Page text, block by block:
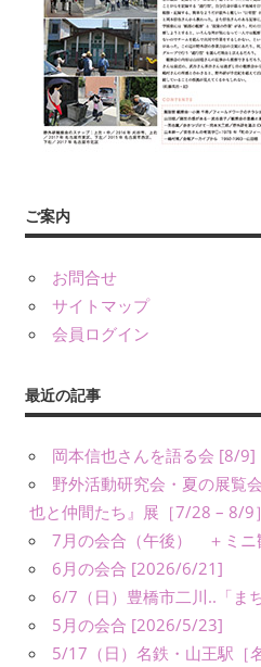
書
籍、
発
表・
展
ー
ク
ョ
ッ
プ・
演
（講
義）
に
よ
り、
公
表
し
ご案内
お問合せ
サイトマップ
会員ログイン
最近の記事
岡本信也さんを語る会 [8/9]
野外活動研究会・夏の展覧
也と仲間たち』展［7/28 – 8/9］
7月の会合（午後） ＋ミ
6月の会合 [2026/6/21]
6/7（日）豊橋市二川..「ま
5月の会合 [2026/5/23]
5/17（日）名鉄・山王駅［